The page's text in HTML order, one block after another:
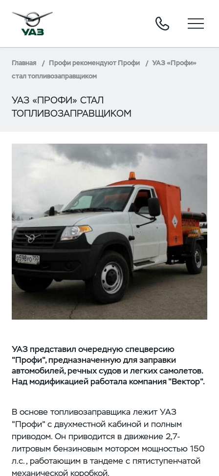
Главная Профи рекомендуют Профи
УАЗ «Профи»
стал топливозаправщиком
УАЗ «ПРОФИ» СТАЛ
ТОПЛИВОЗАПРАВЩИКОМ
УАЗ представил очередную спецверсию
"Профи", предназначенную для заправки
автомобилей, речных судов и легких самолетов.
Над модификацией работала компания "Вектор".
В основе топливозаправщика лежит УАЗ
"Профи" с двухместной кабиной и полным
приводом. Он приводится в движение 2,7-
литровым бензиновым мотором мощностью 150
л.с., работающим в тандеме с пятиступенчатой
механической коробкой.